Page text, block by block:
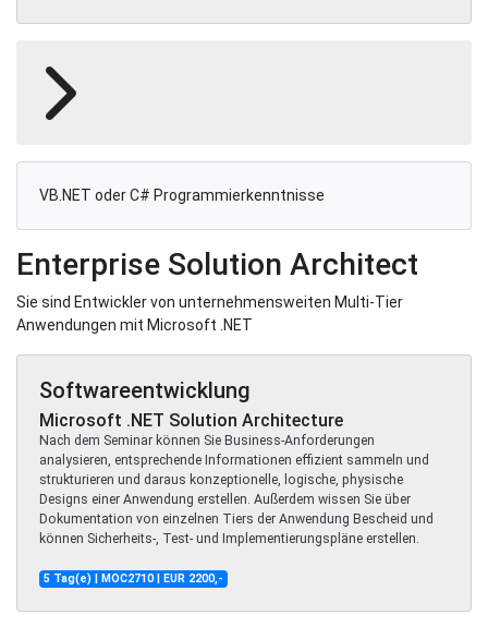
VB.NET oder C# Programmierkenntnisse
Enterprise Solution Architect
Sie sind Entwickler von unternehmensweiten Multi-Tier
Anwendungen mit Microsoft .NET
Softwareentwicklung
Microsoft .NET Solution Architecture
Nach dem Seminar können Sie Business-Anforderungen
analysieren, entsprechende Informationen effizient sammeln und
strukturieren und daraus konzeptionelle, logische, physische
Designs einer Anwendung erstellen. Außerdem wissen Sie über
Dokumentation von einzelnen Tiers der Anwendung Bescheid und
können Sicherheits-, Test- und Implementierungspläne erstellen.
5 Tag(e) | MOC2710 | EUR 2200,-